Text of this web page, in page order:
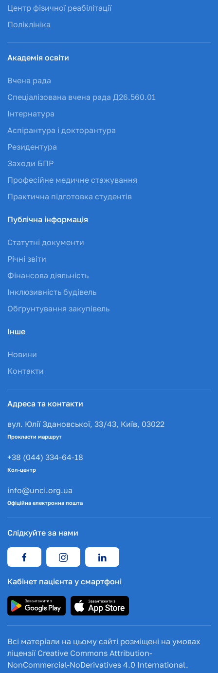
Центр фізичної реабілітації
Поліклініка
Академія освіти
Вчена рада
Спеціалізована вчена рада Д26.560.01
Інтернатура
Аспірантура і докторантура
Резидентура
Заходи БПР
Професійне медичне стажування
Практична підготовка студентів
Публічна інформація
Статутні документи
Річні звіти
Фінансова діяльність
Інклюзивність будівель
Обґрунтування закупівель
Інше
Новини
Контакти
Адреса та контакти
вул. Юлії Здановської, 33/43, Київ, 03022
Прокласти маршрут
+38 (044) 334-64-18
Кол-центр
info@unci.org.ua
Офіційна електронна пошта
Слідкуйте за нами
Кабінет пацієнта у смартфоні
Всі матеріали на цьому сайті розміщені на умовах
ліцензії Creative Commons Attribution-
NonCommercial-NoDerivatives 4.0 International.